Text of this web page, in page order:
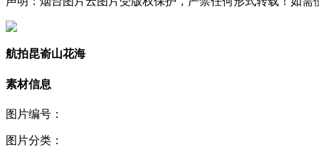
航拍昆嵛山花海
素材信息
图片编号：
图片分类：